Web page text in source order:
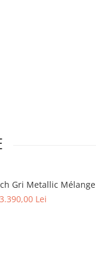
Gri Metallic Mélange
3.390,00 Lei